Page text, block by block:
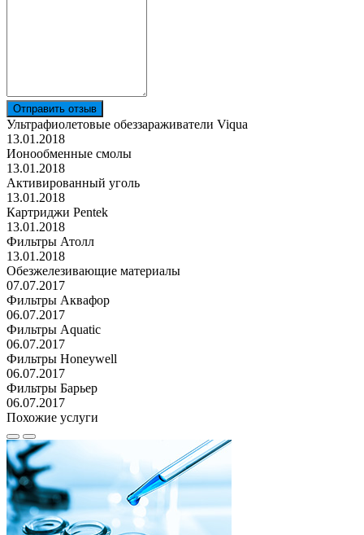
Отправить отзыв
Ультрафиолетовые обеззараживатели Viqua
13.01.2018
Ионообменные смолы
13.01.2018
Активированный уголь
13.01.2018
Картриджи Pentek
13.01.2018
Фильтры Атолл
13.01.2018
Обезжелезивающие материалы
07.07.2017
Фильтры Аквафор
06.07.2017
Фильтры Aquatic
06.07.2017
Фильтры Honeywell
06.07.2017
Фильтры Барьер
06.07.2017
Похожие услуги